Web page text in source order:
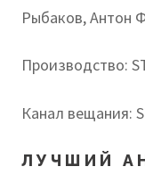
Рыбаков, Антон
Производство:
Канал вещания:
ЛУЧШИЙ